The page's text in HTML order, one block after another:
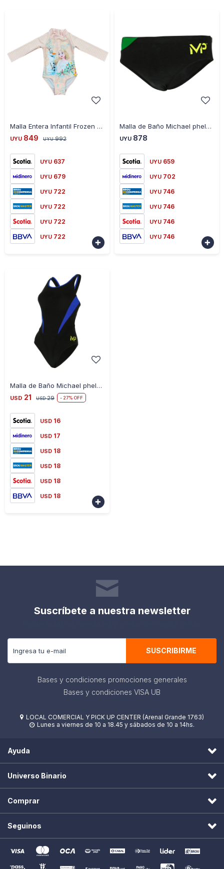
Malla Entera Infantil Frozen Manga Larga - BEIGE
UYU 849 UYU 992
UYU 637
UYU 679
UYU 722
UYU 722
UYU 722
UYU 722

Malla de Baño Michael phelps Hombre Team Splice Brief - VERDE-NEGRO
UYU 878
UYU 659
UYU 702
UYU 746
UYU 746
UYU 746
UYU 746

Malla de Baño Michael phelps Team Splice Comp Back Uv 50+ - AZUL-NEGRO
USD 21 USD 29 27
USD 16
USD 17
USD 18
USD 18
USD 18
USD 18

Suscríbete a nuestra newsletter
SUSCRIBIRME
Bases y condiciones promociones generales
Bases y condiciones VISA UB
 LOCAL COMERCIAL Y PICK UP CENTER (Arenal Grande 1763)
 Lunes a viernes de 10 a 18.45 y sábados de 10 a 14hs.
Ayuda
Universo Binario
Comprar
Seguinos